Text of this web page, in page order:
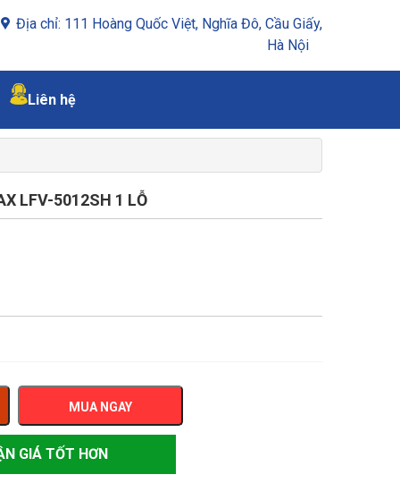
Địa chỉ: 111 Hoàng Quốc Việt, Nghĩa Đô, Cầu Giấy,
Hà Nội
Liên hệ
LFV-5012SH 1 LỖ
MUA NGAY
GIÁ TỐT HƠN